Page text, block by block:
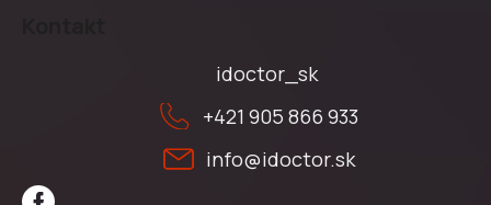
info@idoctor.sk
+421 905 866 933
idoctor_sk